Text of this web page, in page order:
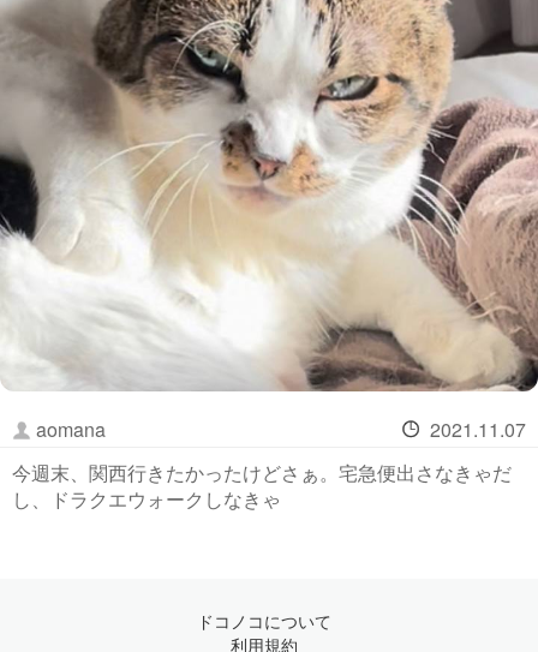
aomana
2021.11.07
今週末、関西行きたかったけどさぁ。宅急便出さなきゃだ
し、ドラクエウォークしなきゃ
ドコノコについて
利用規約